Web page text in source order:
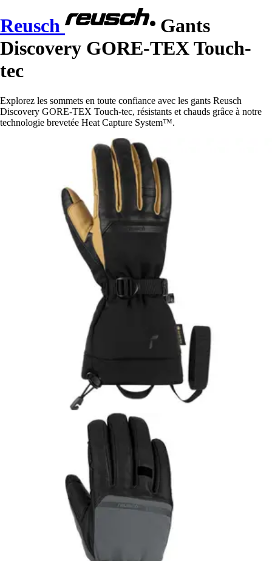
Reusch
Gants
Discovery GORE-TEX Touch-
tec
Explorez les sommets en toute confiance avec les gants Reusch
Discovery GORE-TEX Touch-tec, résistants et chauds grâce à notre
technologie brevetée Heat Capture System™.